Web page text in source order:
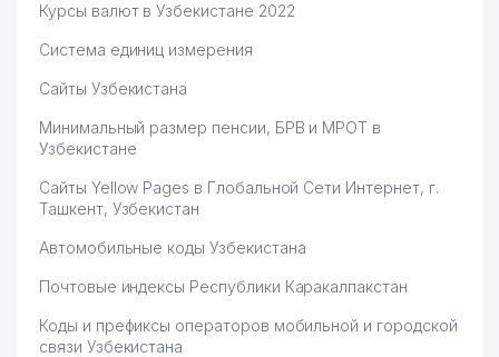
Курсы валют в Узбекистане 2022
Система единиц измерения
Сайты Узбекистана
Минимальный размер пенсии, БРВ и МРОТ в
Узбекистане
Сайты Yellow Pages в Глобальной Сети Интернет, г.
Ташкент, Узбекистан
Автомобильные коды Узбекистана
Почтовые индексы Республики Каракалпакстан
Коды и префиксы операторов мобильной и городской
связи Узбекистана